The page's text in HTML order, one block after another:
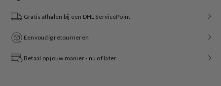
Gratis afhalen bij een DHL ServicePoint
Eenvoudig retourneren
Betaal op jouw manier - nu of later